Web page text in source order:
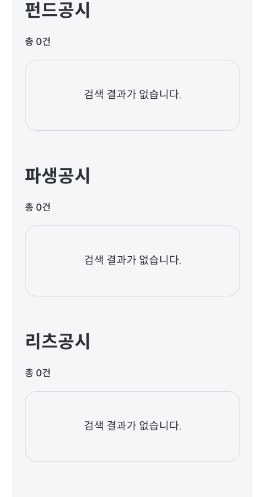
펀드공시
총 0건
검색 결과가 없습니다.
파생공시
총 0건
검색 결과가 없습니다.
리츠공시
총 0건
검색 결과가 없습니다.